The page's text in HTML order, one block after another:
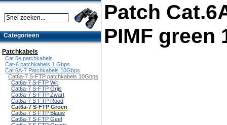
Patch
PIMF green
Categorieën
Patchkabels
Cat.5e patchkabels
Cat-6 patchkabels 1 Gbps
Cat 6A-7 Patchkabels 10Gbps
Cat6a-7 S-FTP patchkabels 10Gbps
Cat6a-7 S-FTP Wit
Cat6a-7 S-FTP Grijs
Cat6a-7 S-FTP Zwart
Cat6a-7 S-FTP Rood
Cat6a-7 S-FTP Groen
Cat6a-7 S-FTP Blauw
Cat6a-7 S-FTP Geel